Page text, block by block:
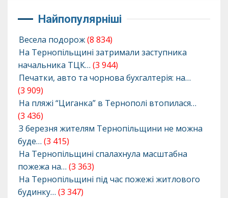
Найпопулярніші
Весела подорож(8 834)
На Тернопільщині затримали заступника
начальника ТЦК… (3 944)
Печатки, авто та чорнова бухгалтерія: на…
(3 909)
На пляжі “Циганка” в Тернополі втопилася…
(3 436)
З березня жителям Тернопільщини не можна
буде… (3 415)
На Тернопільщині спалахнула масштабна
пожежа на… (3 363)
На Тернопільщині під час пожежі житлового
будинку… (3 347)